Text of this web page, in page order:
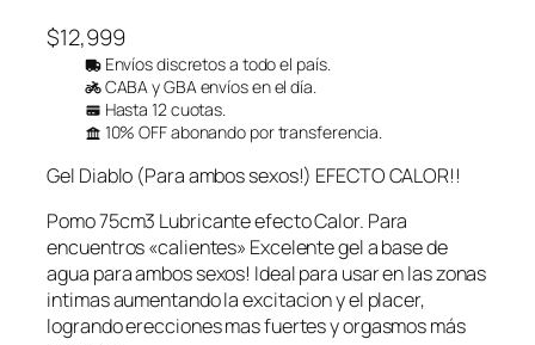
$12,999
Envíos discretos a todo el país.
CABA y GBA envíos en el día.
Hasta 12 cuotas.
10% OFF abonando por transferencia.
Gel Diablo (Para ambos sexos!) EFECTO CALOR!!
Pomo 75cm3 Lubricante efecto Calor. Para
encuentros «calientes» Excelente gel a base de
agua para ambos sexos! Ideal para usar en las zonas
intimas aumentando la excitacion y el placer,
logrando erecciones mas fuertes y orgasmos más